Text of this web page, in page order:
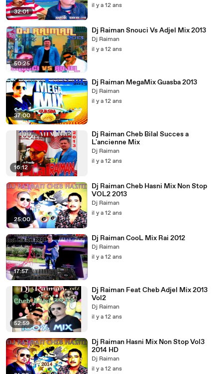
32:01
il y a 12 ans
50:25
Dj Raiman Snouci Vs Adjel Mix 2013
Dj Raiman
il y a 12 ans
37:00
Dj Raiman MegaMix Guasba 2013
Dj Raiman
il y a 12 ans
16:12
Dj Raiman Cheb Bilal Succes a
L'ancienne Mix
Dj Raiman
il y a 12 ans
25:00
Dj Raiman Cheb Hasni Mix Non Stop
VOL2 2013
Dj Raiman
il y a 12 ans
17:57
Dj Raiman CooL Mix Rai 2012
Dj Raiman
il y a 12 ans
52:59
Dj Raiman Feat Cheb Adjel Mix 2013
Vol2
Dj Raiman
il y a 12 ans
Dj Raiman Hasni Mix Non Stop Vol3
2014 HD
Dj Raiman
il y a 12 ans